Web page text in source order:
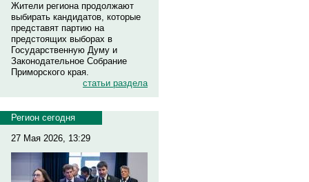
Жители региона продолжают
выбирать кандидатов, которые
представят партию на
предстоящих выборах в
Государственную Думу и
Законодательное Собрание
Приморского края.
статьи раздела
Регион сегодня
27 Мая 2026, 13:29